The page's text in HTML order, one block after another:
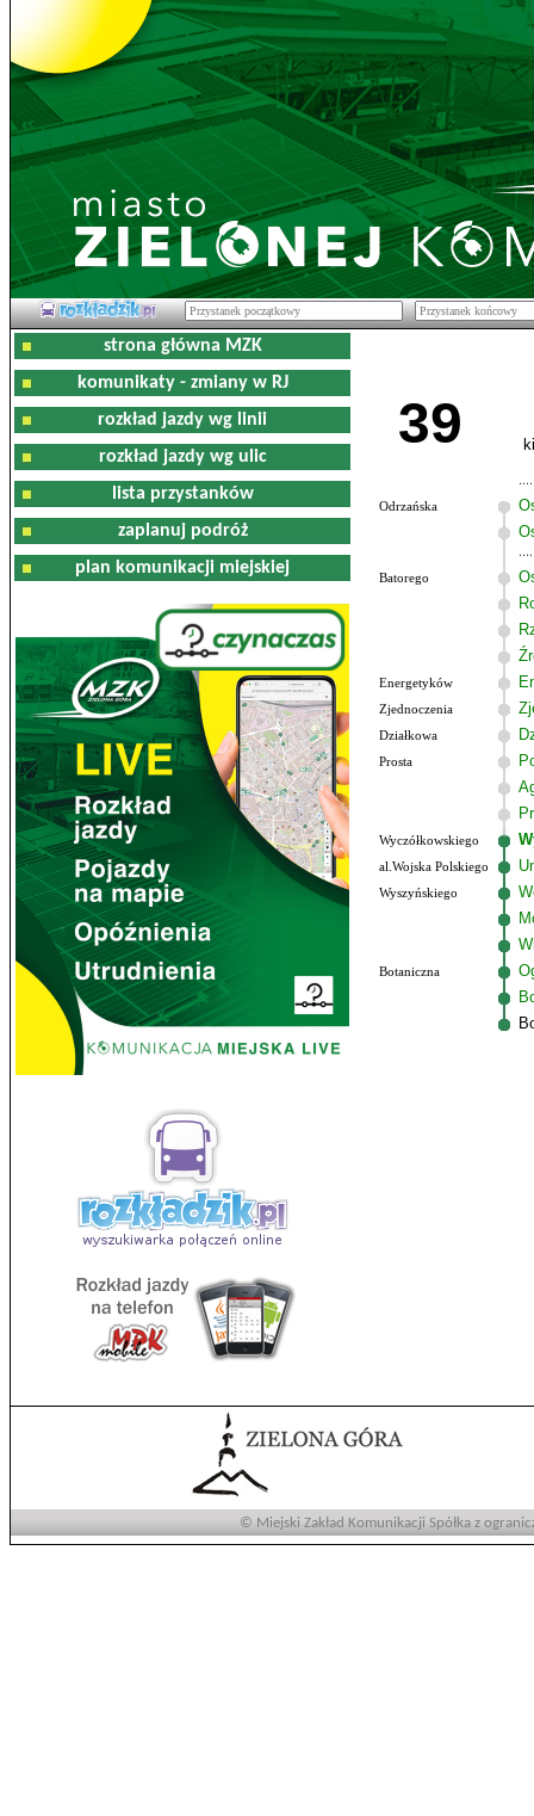
strona główna MZK
komunikaty - zmiany w RJ
rozkład jazdy wg linii
rozkład jazdy wg ulic
lista przystanków
zaplanuj podróż
plan komunikacji miejskiej
39
Odrzańska
Batorego
Energetyków
Zjednoczenia
Działkowa
Prosta
Wyczółkowskiego
al.Wojska Polskiego
Wyszyńskiego
Botaniczna
© Miejski Zakład Komunikacji Spółka z